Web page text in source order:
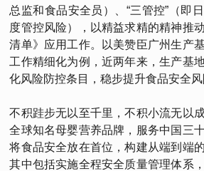
总监和食品安全员）、“三管控”（即
度管控风险），以精益求精的精神推
清单》应用工作。以美赞臣广州生产
工作精细化为例，近两年来，生产基
化风险防控条目，稳步提升食品安全风
不积跬步无以至千里，不积小流无以
全球知名母婴营养品牌，服务中国三
将食品安全放在首位，构建从端到端
其中包括实施全程安全质量管理体系